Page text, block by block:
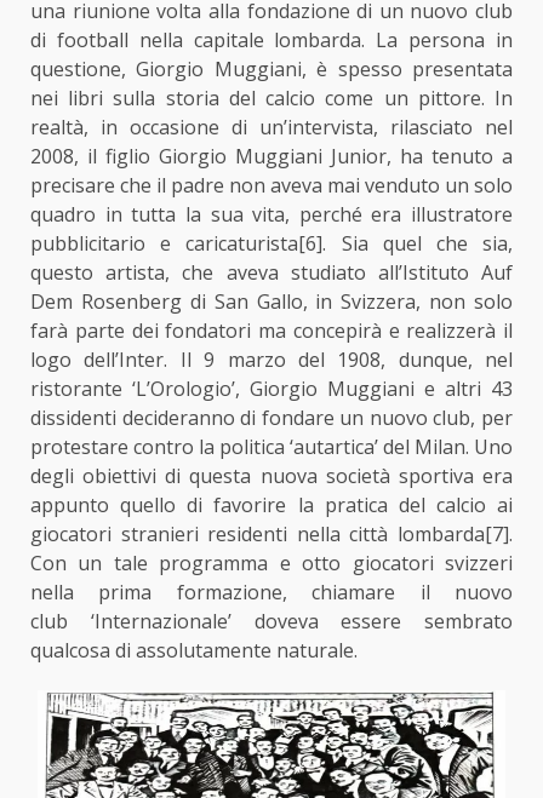
una riunione volta alla fondazione di un nuovo club
di football nella capitale lombarda. La persona in
questione, Giorgio Muggiani, è spesso presentata
nei libri sulla storia del calcio come un pittore. In
realtà, in occasione di un’intervista, rilasciato nel
2008, il figlio Giorgio Muggiani Junior, ha tenuto a
precisare che il padre non aveva mai venduto un solo
quadro in tutta la sua vita, perché era illustratore
pubblicitario e caricaturista[6]. Sia quel che sia,
questo artista, che aveva studiato all’Istituto Auf
Dem Rosenberg di San Gallo, in Svizzera, non solo
farà parte dei fondatori ma concepirà e realizzerà il
logo dell’Inter. Il 9 marzo del 1908, dunque, nel
ristorante ‘L’Orologio’, Giorgio Muggiani e altri 43
dissidenti decideranno di fondare un nuovo club, per
protestare contro la politica ‘autartica’ del Milan. Uno
degli obiettivi di questa nuova società sportiva era
appunto quello di favorire la pratica del calcio ai
giocatori stranieri residenti nella città lombarda[7].
Con un tale programma e otto giocatori svizzeri
nella prima formazione, chiamare il nuovo
club ‘Internazionale’ doveva essere sembrato
qualcosa di assolutamente naturale.